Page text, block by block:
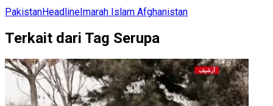
PakistanHeadlineImarah Islam Afghanistan
Terkait dari Tag Serupa